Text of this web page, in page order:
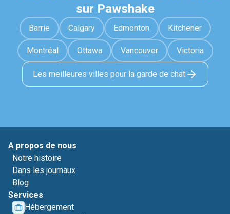
sur Pawshake
Barrie Calgary Edmonton Kitchener
Montréal Ottawa Vancouver Victoria
Les meilleures villes pour la garde de chat
A propos de nous
Notre histoire
Dans les journaux
Blog
Services
Hébergement